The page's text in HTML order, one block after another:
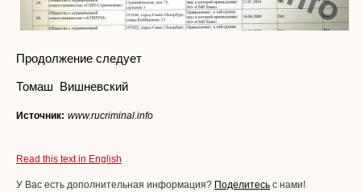
Продолжение следует
Томаш Вишневский
Источник: www.rucriminal.info
Read this text in English
У Вас есть дополнительная информация? Поделитесь с нами!